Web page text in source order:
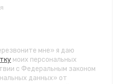
выезде из города в сторону
выходных
мне» я даю
моих персональных
с Федеральным законом
данных» от